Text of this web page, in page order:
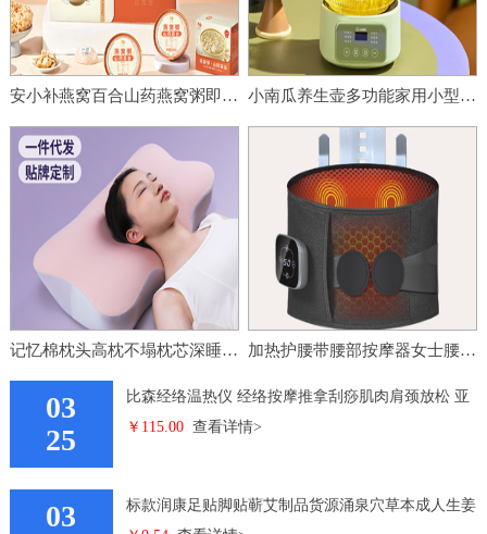
安小补燕窝百合山药燕窝粥即食早餐营养便携代餐粥健康零添加速食 小南瓜养生壶多功能家用小型办公室全玻璃新款煮茶器烧水壶花茶壶
记忆棉枕头高枕不塌枕芯深睡枕专用护颈枕助睡眠慢回弹记 忆枕批 加热护腰带腰部按摩器女士腰痛暖腰带充电发热理疗震动热敷按摩仪
03
25
比森经络温热仪 经络按摩推拿刮痧肌肉肩颈放松 亚
马逊跨境按摩器
￥115.00 查看详情>
03
标款润康足贴脚贴蕲艾制品货源涌泉穴草本成人生姜